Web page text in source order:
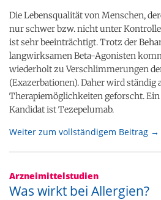
Die Lebensqualität von Menschen,
nur schwer bzw. nicht unter
ist sehr beeinträchtigt. Trotz der
langwirksamen Beta-Agonisten
wiederholt zu Verschlimmerungen
(Exazerbationen). Daher wird ständig
Therapiemöglichkeiten geforscht.
Kandidat ist Tezepelumab.
Weiter zum vollständigem Beitrag →
Arzneimittelstudien
Was wirkt bei Allergien?